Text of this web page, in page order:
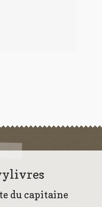
du capitaine